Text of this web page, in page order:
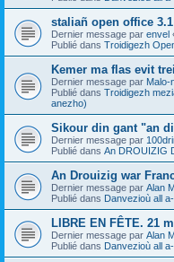
staliañ open office
Dernier message par envel
Publié dans Troidigezh
Kemer ma flas evit
Dernier message par Malo-
Publié dans Troidigezh
anezho)
Sikour din gant "an
Dernier message par
Publié dans An DROUIZIG
An Drouizig war
Dernier message par Alan
Publié dans Danvezioù all
LIBRE EN FÊTE. 21
Dernier message par Alan
Publié dans Danvezioù all